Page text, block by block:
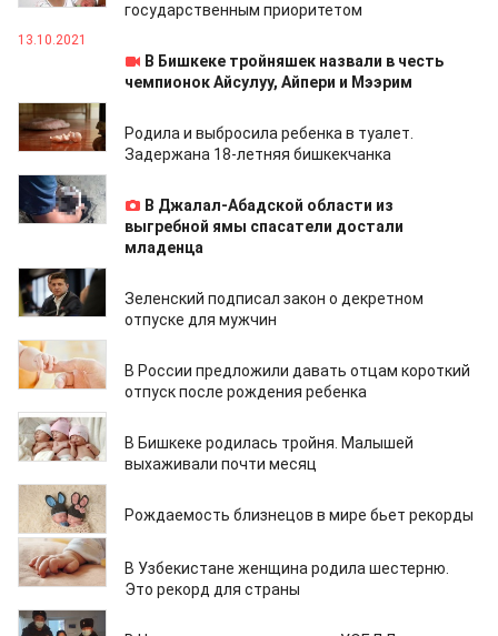
государственным приоритетом
13.10.2021
В Бишкеке тройняшек назвали в честь
чемпионок Айсулуу, Айпери и Мээрим
11.08.2021
Родила и выбросила ребенка в туалет.
Задержана 18-летняя бишкекчанка
11.08.2021
В Джалал-Абадской области из
выгребной ямы спасатели достали
младенца
07.05.2021
Зеленский подписал закон о декретном
отпуске для мужчин
14.04.2021
В России предложили давать отцам короткий
отпуск после рождения ребенка
07.04.2021
В Бишкеке родилась тройня. Малышей
выхаживали почти месяц
16.03.2021
Рождаемость близнецов в мире бьет рекорды
16.02.2021
В Узбекистане женщина родила шестерню.
Это рекорд для страны
18.01.2021